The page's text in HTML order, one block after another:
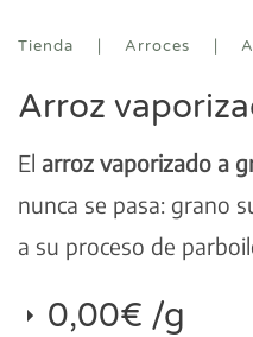
Tienda Arroces
Arroz
El arroz vaporizado a
nunca se pasa: grano
a su proceso de
0,00€ /g